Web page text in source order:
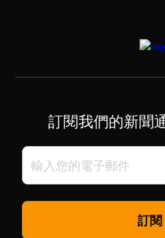
訂閱我們的新聞